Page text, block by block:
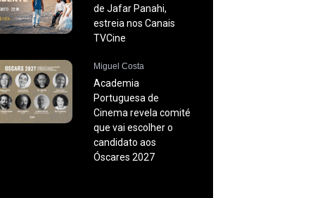
de Jafar Panahi,
estreia nos Canais
TVCine
Miguel Costa
Academia
Portuguesa de
Cinema revela comité
que vai escolher o
candidato aos
Óscares 2027